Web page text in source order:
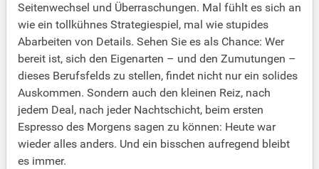
Seitenwechsel und Überraschungen. Mal fühlt es sich an
wie ein tollkühnes Strategiespiel, mal wie stupides
Abarbeiten von Details. Sehen Sie es als Chance: Wer
bereit ist, sich den Eigenarten – und den Zumutungen –
dieses Berufsfelds zu stellen, findet nicht nur ein solides
Auskommen. Sondern auch den kleinen Reiz, nach
jedem Deal, nach jeder Nachtschicht, beim ersten
Espresso des Morgens sagen zu können: Heute war
wieder alles anders. Und ein bisschen aufregend bleibt
es immer.